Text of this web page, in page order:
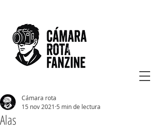
Alas
Cámara rota
15 nov 2021 5 min de lectura